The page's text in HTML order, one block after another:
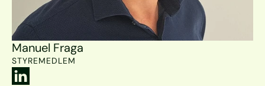
Manuel Fraga
STYREMEDLEM